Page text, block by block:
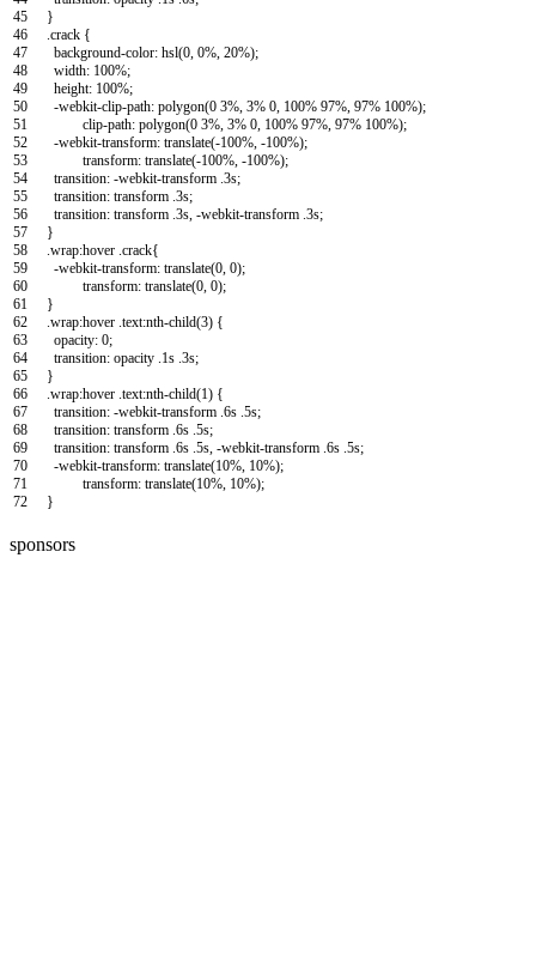
45
46
47
48
49
50
51
52
53
54
55
56
57
58
59
60
61
62
63
64
65
66
67
68
69
70
71
72
}
.crack {
background-color: hsl(0, 0%, 20%);
width: 100%;
height: 100%;
-webkit-clip-path: polygon(0 3%, 3% 0, 100% 97%, 97% 100%);
clip-path: polygon(0 3%, 3% 0, 100% 97%, 97% 100%);
-webkit-transform: translate(-100%, -100%);
transform: translate(-100%, -100%);
transition: -webkit-transform .3s;
transition: transform .3s;
transition: transform .3s, -webkit-transform .3s;
}
.wrap:hover .crack{
-webkit-transform: translate(0, 0);
transform: translate(0, 0);
}
.wrap:hover .text:nth-child(3) {
opacity: 0;
transition: opacity .1s .3s;
}
.wrap:hover .text:nth-child(1) {
transition: -webkit-transform .6s .5s;
transition: transform .6s .5s;
transition: transform .6s .5s, -webkit-transform .6s .5s;
-webkit-transform: translate(10%, 10%);
transform: translate(10%, 10%);
}
sponsors